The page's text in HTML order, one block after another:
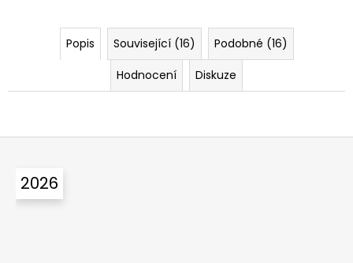
Popis Související (16)
Podobné (16)
Hodnocení
Diskuze
Z
2026